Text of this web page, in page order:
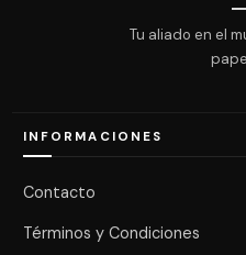
Tu aliado en el
INFORMACIONES
Contacto
Términos y Condiciones